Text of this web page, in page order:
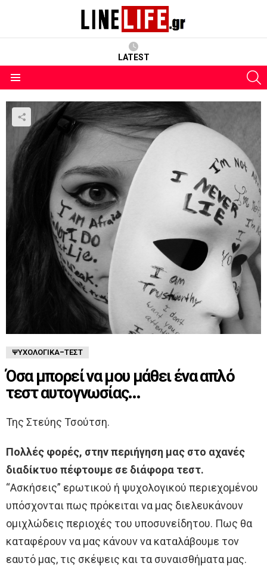
LATEST
ΨΥΧΟΛΟΓΙΚΆ-ΤΈΣΤ
Όσα μπορεί να μου μάθει ένα απλό
τεστ αυτογνωσίας…
Της Στεύης Τσούτση.
Πολλές φορές, στην περιήγηση μας στο αχανές
διαδίκτυο πέφτουμε σε διάφορα τεστ.
“Ασκήσεις” ερωτικού ή ψυχολογικού περιεχομένου
υπόσχονται πως πρόκειται να μας διελευκάνουν
ομιχλώδεις περιοχές του υποσυνείδητου. Πως θα
καταφέρουν να μας κάνουν να καταλάβουμε τον
εαυτό μας, τις σκέψεις και τα συναισθήματα μας.